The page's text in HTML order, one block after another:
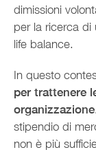
dimissioni
per la ricerca di
life balance.
In questo
per trattenere
organizzazione
stipendio di
non è più